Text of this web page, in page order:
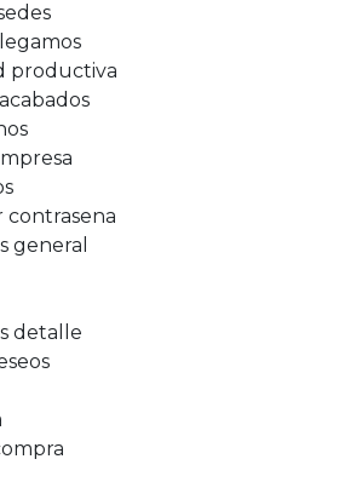
productiva
contrasena
general
detalle